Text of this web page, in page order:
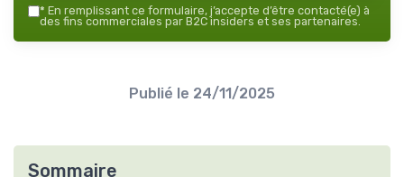
* En remplissant ce formulaire, j’accepte d’être contacté(e) à
des fins commerciales par B2C insiders et ses partenaires.
Publié le 24/11/2025
Sommaire